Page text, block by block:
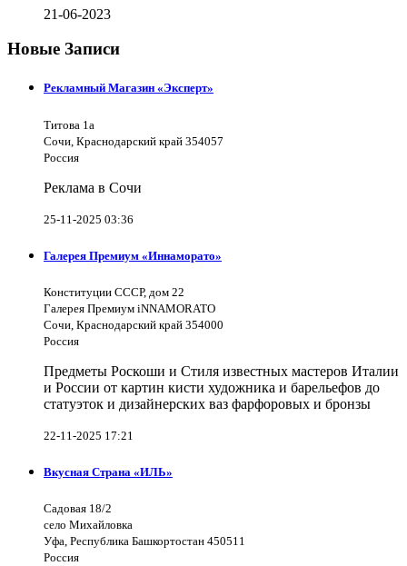
21-06-2023
Новые Записи
Рекламный Магазин «Эксперт»
Титова 1а
Сочи, Краснодарский край 354057
Россия
Реклама в Сочи
25-11-2025 03:36
Галерея Премиум «Иннаморато»
Конституции СССР, дом 22
Галерея Премиум iNNAMORATO
Сочи, Краснодарский край 354000
Россия
Предметы Роскоши и Стиля известных мастеров Италии
и России от картин кисти художника и барельефов до
статуэток и дизайнерских ваз фарфоровых и бронзы
22-11-2025 17:21
Вкусная Страна «ИЛЬ»
Садовая 18/2
село Михайловка
Уфа, Республика Башкортостан 450511
Россия